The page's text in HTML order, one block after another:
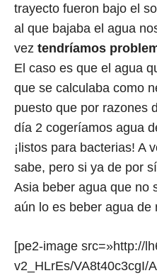
trayecto fueron bajo el
al que bajaba el agua
vez tendríamos
El caso es que el agua
que se calculaba como
puesto que por razones
día 2 cogeríamos agua
¡listos para bacterias! A
sabe, pero si ya de por
Asia beber agua que no
aún lo es beber agua
[pe2-image src=»http://
v2_HLrEs/VA8t40c3cgI/